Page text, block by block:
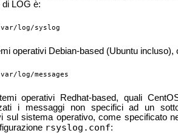
di LOG è:
operativi Debian-based (Ubuntu incluso),
operativi Redhat-based, quali
i messaggi non specifici ad un
sul sistema operativo, come specificato
rsyslog.conf: